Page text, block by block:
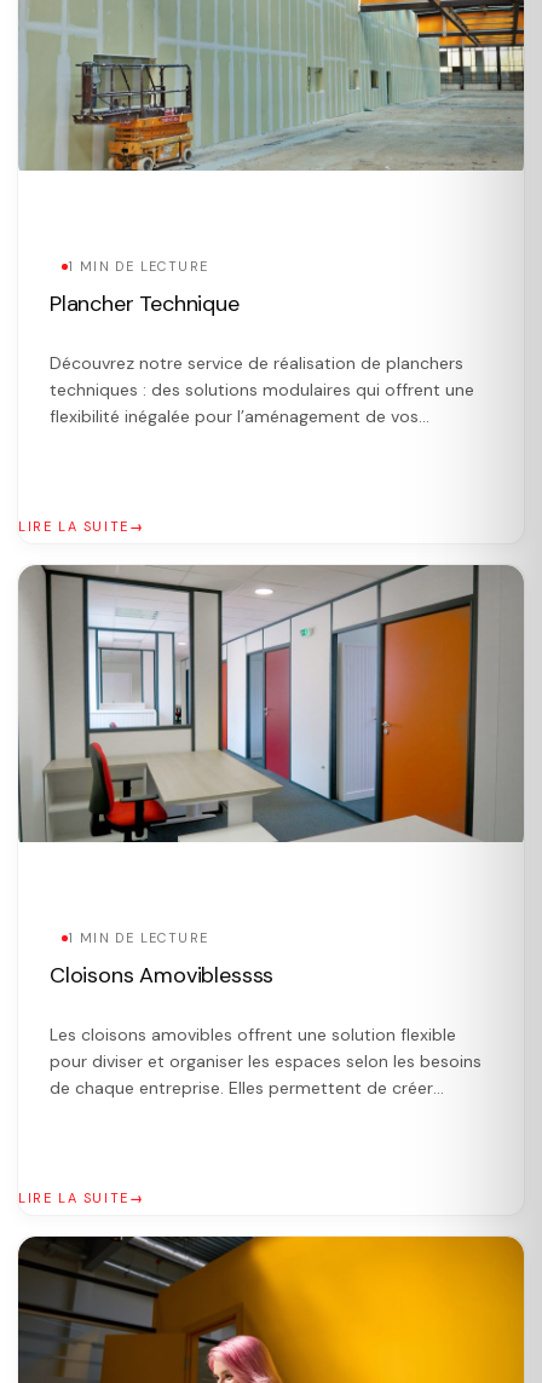
1 MIN DE LECTURE
Plancher Technique
Découvrez notre service de réalisation de planchers
techniques : des solutions modulaires qui offrent une
flexibilité inégalée pour l’aménagement de vos
changements et les mises à jour ultérieures. Grâce à un
LIRE LA SUITE
1 MIN DE LECTURE
Cloisons Amoviblessss
Les cloisons amovibles offrent une solution flexible
pour diviser et organiser les espaces selon les besoins
de chaque entreprise. Elles permettent de créer
adaptabilité pour répondre aux évolutions de chaque
LIRE LA SUITE